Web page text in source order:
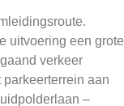
uitvoering een grote
verkeer
aan
–